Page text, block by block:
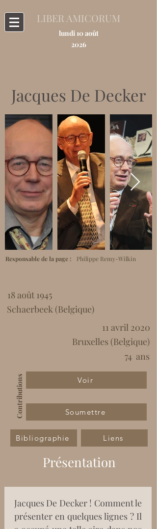
LIBER AMICORUM
lundi 10 août
2026
Jacques De Decker
Philippe Remy-Wilkin
Responsable de la page :
18 août 1945
Schaerbeek (Belgique)
11 avril 2020
Bruxelles (Belgique)
74 ans
Voir
Contributions Soumettre
Bibliographie Liens
Présentation
Jacques De Decker ! Comment le
présenter en quelques lignes ? Il